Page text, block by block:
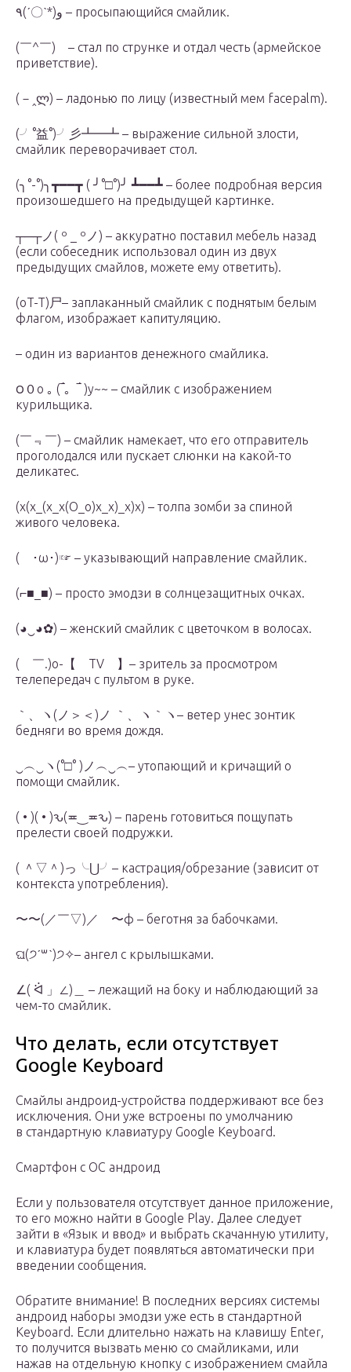
٩(ˊ〇ˋ*)و – просыпающийся смайлик.
(￣^￣)ゞ– стал по струнке и отдал честь (армейское
приветствие).
(－‸ლ) – ладонью по лицу (известный мем facepalm).
(╯°益°)╯彡┻━┻ – выражение сильной злости,
смайлик переворачивает стол.
(╮°-°)╮┳━━┳ ( ╯°□°)╯ ┻━━┻ – более подробная версия
произошедшего на предыдущей картинке.
┬─┬ノ( º _ ºノ) – аккуратно поставил мебель назад
(если собеседник использовал один из двух
предыдущих смайлов, можете ему ответить).
(oT-T)尸– заплаканный смайлик с поднятым белым
флагом, изображает капитуляцию.
– один из вариантов денежного смайлика.
౦０o ｡ (‾́。‾́ )y~~ – смайлик с изображением
курильщика.
(￣﹃￣) – смайлик намекает, что его отправитель
проголодался или пускает слюнки на какой-то
деликатес.
(x(x_(x_x(O_o)x_x)_x)x) – толпа зомби за спиной
живого человека.
( ･ω･)☞ – указывающий направление смайлик.
(⌐■_■) – просто эмодзи в солнцезащитных очках.
(◕‿◕✿) – женский смайлик с цветочком в волосах.
( ￣.)o-【 TV 】– зритель за просмотром
телепередач с пультом в руке.
｀、ヽ(ノ＞＜)ノ ｀、ヽ｀ヽ– ветер унес зонтик
бедняги во время дождя.
‿︵‿ヽ(°□° )ノ︵‿︵– утопающий и кричащий о
помощи смайлик.
( • )( • )ԅ(≖‿≖ԅ) – парень готовиться пощупать
прелести своей подружки.
( ＾▽＾)っ╰⋃╯– кастрация/обрезание (зависит от
контекста употребления).
〜〜(／￣▽)／ 〜ф – беготня за бабочками.
ଘ(੭ˊ꒳​ˋ)੭✧– ангел с крылышками.
∠( ᐛ 」∠)＿ – лежащий на боку и наблюдающий за
чем-то смайлик.
Что делать, если отсутствует
Google Keyboard
Смайлы андроид-устройства поддерживают все без
исключения. Они уже встроены по умолчанию
в стандартную клавиатуру Google Keyboard.
Смартфон с ОС андроид
Если у пользователя отсутствует данное приложение,
то его можно найти в Google Play. Далее следует
зайти в «Язык и ввод» и выбрать скачанную утилиту,
и клавиатура будет появляться автоматически при
введении сообщения.
Обратите внимание! В последних версиях системы
андроид наборы эмодзи уже есть в стандартной
Keyboard. Если длительно нажать на клавишу Enter,
то получится вызвать меню со смайликами, или
нажав на отдельную кнопку с изображением смайла